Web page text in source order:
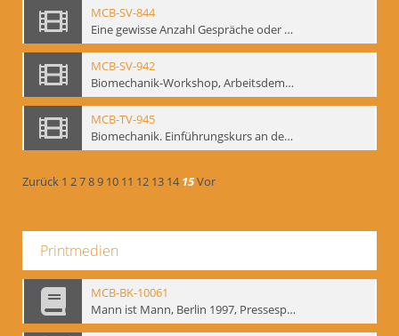
MCB-SV-844
Eine gewisse Anzahl Gespräche oder das völlig unbearbeitete Stundenbuch, Berlin 1995.
MCB-SV-942
Biomechanik-Workshop, Arbeitsdemonstration in der Staatsoper unter den Linden 2002
MCB-TV-945
Biomechanik. Einführungskurs an der HfS "Ernst Busch" 1995 (Vorarbeiten zu den Inszenierungen von T. Ostermeier u. Chr. v. Treskow). Teil 2
Zurück 1 2789 10 11 12 13 14 15Vor
Printmedien
MCB-BK-10061
Mann ist Mann, Berlin 1997, Pressespiegel - interne Signatur: BM-prt-262-9